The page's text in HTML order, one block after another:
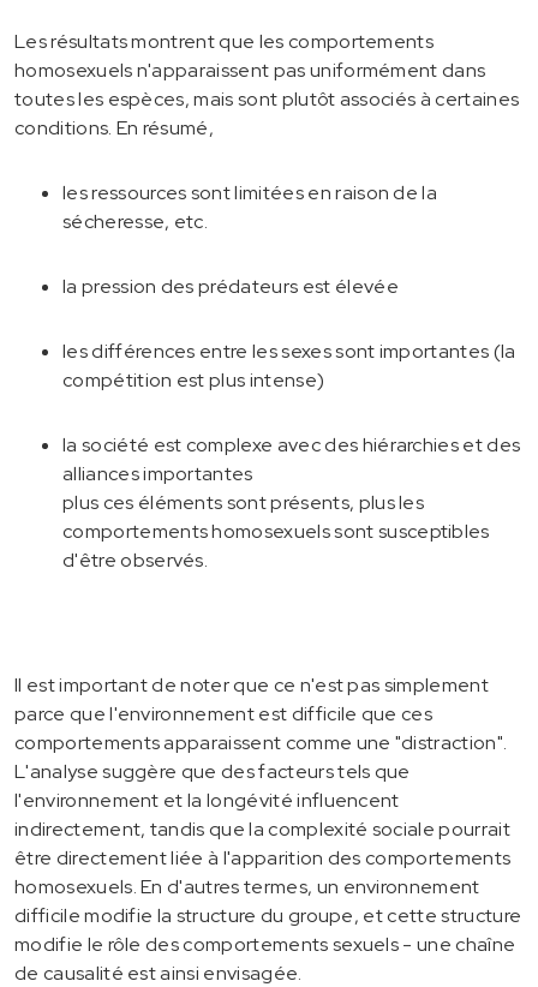
Les résultats montrent que les comportements
homosexuels n'apparaissent pas uniformément dans
toutes les espèces, mais sont plutôt associés à certaines
conditions. En résumé,
les ressources sont limitées en raison de la
sécheresse, etc.
la pression des prédateurs est élevée
les différences entre les sexes sont importantes (la
compétition est plus intense)
la société est complexe avec des hiérarchies et des
alliances importantes
plus ces éléments sont présents, plus les
comportements homosexuels sont susceptibles
d'être observés.
Il est important de noter que ce n'est pas simplement
parce que l'environnement est difficile que ces
comportements apparaissent comme une "distraction".
L'analyse suggère que des facteurs tels que
l'environnement et la longévité influencent
indirectement, tandis que la complexité sociale pourrait
être directement liée à l'apparition des comportements
homosexuels. En d'autres termes, un environnement
difficile modifie la structure du groupe, et cette structure
modifie le rôle des comportements sexuels - une chaîne
de causalité est ainsi envisagée.